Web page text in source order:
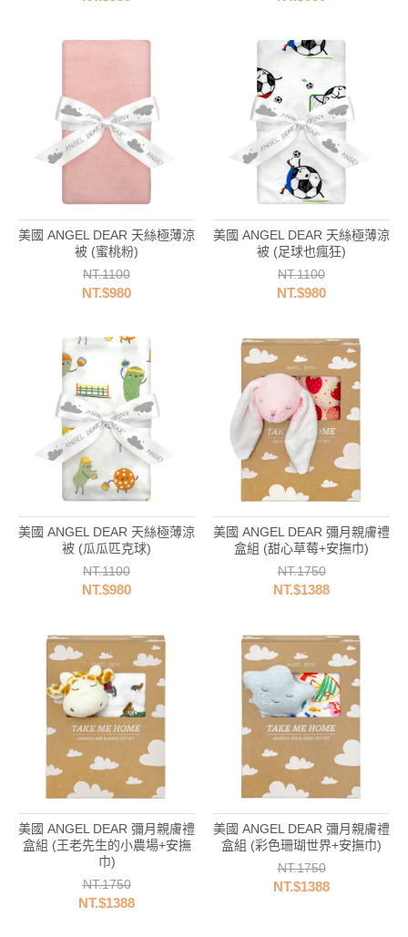
美國 ANGEL DEAR 天絲極薄涼
被 (蜜桃粉)
NT.1100
NT.$980
美國 ANGEL DEAR 天絲極薄涼
被 (足球也瘋狂)
NT.1100
NT.$980
美國 ANGEL DEAR 天絲極薄涼
被 (瓜瓜匹克球)
NT.1100
NT.$980
美國 ANGEL DEAR 彌月親膚禮
盒組 (甜心草莓+安撫巾)
NT.1750
NT.$1388
美國 ANGEL DEAR 彌月親膚禮
盒組 (王老先生的小農場+安撫
巾)
NT.1750
NT.$1388
美國 ANGEL DEAR 彌月親膚禮
盒組 (彩色珊瑚世界+安撫巾)
NT.1750
NT.$1388